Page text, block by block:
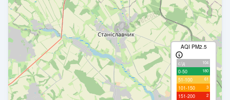
AQI PM2.5
с/д 104
0-50 180
51-100 61
101-150 3
151-200 2